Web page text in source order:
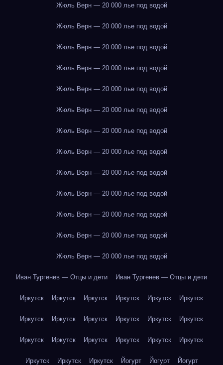
Жюль Верн — 20 000 лье под водой
Жюль Верн — 20 000 лье под водой
Жюль Верн — 20 000 лье под водой
Жюль Верн — 20 000 лье под водой
Жюль Верн — 20 000 лье под водой
Жюль Верн — 20 000 лье под водой
Жюль Верн — 20 000 лье под водой
Жюль Верн — 20 000 лье под водой
Жюль Верн — 20 000 лье под водой
Жюль Верн — 20 000 лье под водой
Жюль Верн — 20 000 лье под водой
Жюль Верн — 20 000 лье под водой
Жюль Верн — 20 000 лье под водой
Иван Тургенев — Отцы и дети Иван Тургенев — Отцы и дети
Иркутск Иркутск Иркутск Иркутск Иркутск Иркутск
Иркутск Иркутск Иркутск Иркутск Иркутск Иркутск
Иркутск Иркутск Иркутск Иркутск Иркутск Иркутск
Иркутск Иркутск Иркутск Йогурт Йогурт Йогурт